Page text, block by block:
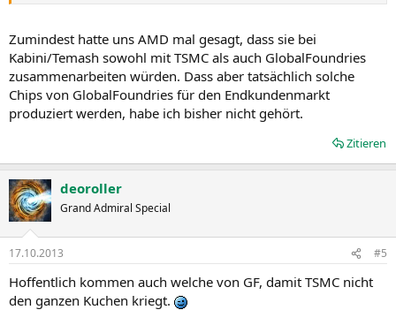
Zumindest hatte uns AMD mal gesagt, dass sie bei
Kabini/Temash sowohl mit TSMC als auch GlobalFoundries
zusammenarbeiten würden. Dass aber tatsächlich solche
Chips von GlobalFoundries für den Endkundenmarkt
produziert werden, habe ich bisher nicht gehört.
Zitieren
deoroller
Grand Admiral Special
17.10.2013 #5
Hoffentlich kommen auch welche von GF, damit TSMC nicht
den ganzen Kuchen kriegt.